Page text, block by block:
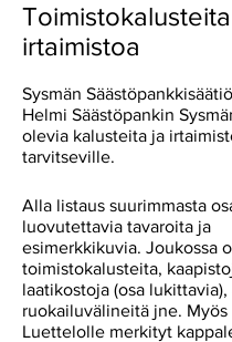
irtaimistoa
Sysmän
Helmi Säästöpankin
olevia kalusteita ja
tarvitseville.
Alla listaus suurimmasta
luovutettavia tavaroita ja
esimerkkikuvia. Joukossa
toimistokalusteita,
laatikostoja (osa lukittavia),
ruokailuvälineitä jne. Myös
Luettelolle merkityt